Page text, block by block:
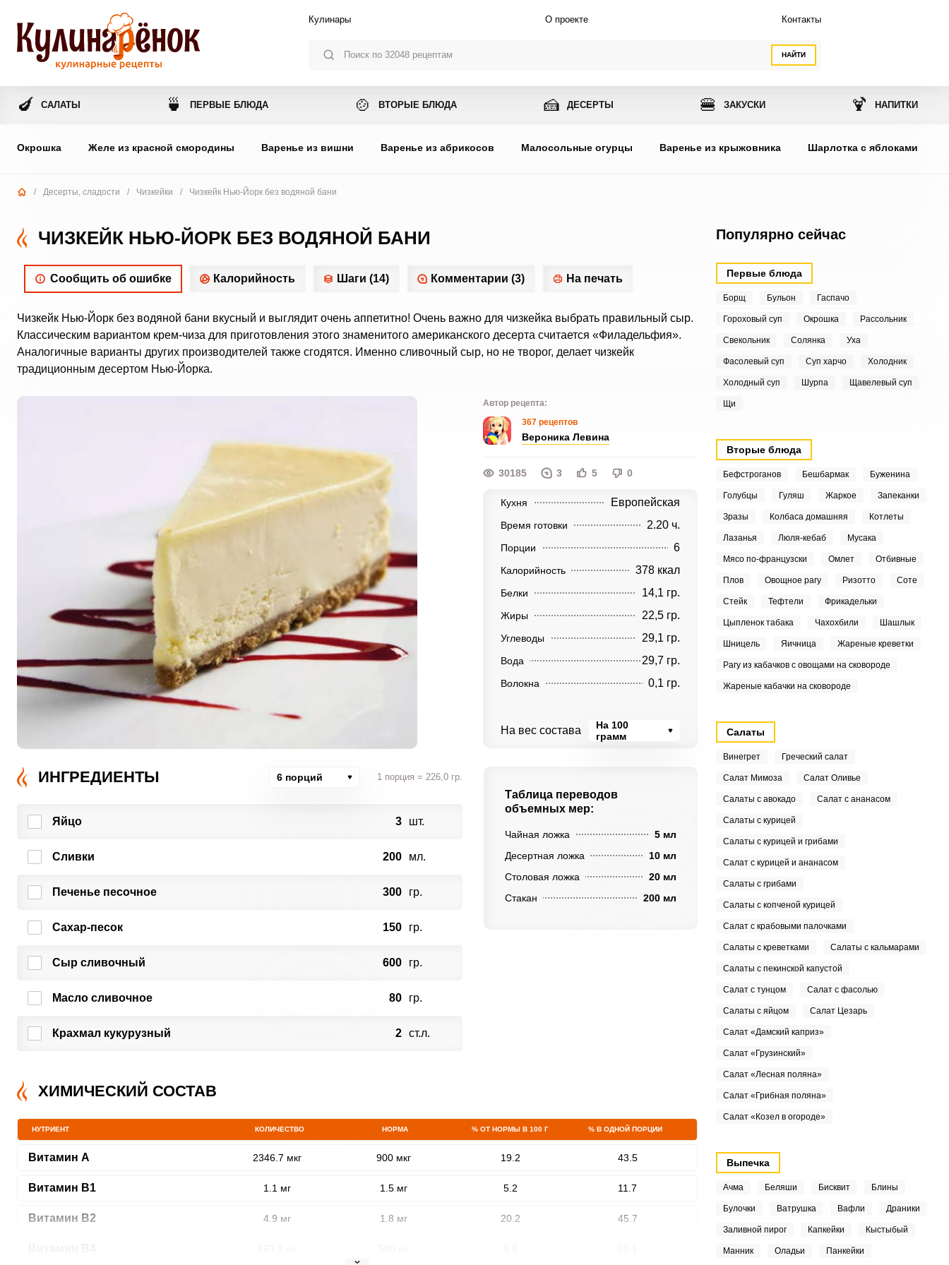
НАЙТИ
Кулинары О проекте Контакты
🍆 САЛАТЫ 🍵 ПЕРВЫЕ БЛЮДА 🍲 ВТОРЫЕ БЛЮДА 🍰 ДЕСЕРТЫ 🍔 ЗАКУСКИ 🍹 НАПИТКИ
Окрошка Желе из красной смородины Варенье из вишни Варенье из абрикосов Малосольные огурцы Варенье из крыжовника Шарлотка с яблоками
/ Десерты, сладости / Чизкейки / Чизкейк Нью-Йорк без водяной бани
ЧИЗКЕЙК НЬЮ-ЙОРК БЕЗ ВОДЯНОЙ БАНИ
Сообщить об ошибке Калорийность Шаги (14) Комментарии (3) На печать
Чизкейк Нью-Йорк без водяной бани вкусный и выглядит очень аппетитно! Очень важно для чизкейка выбрать правильный сыр.
Классическим вариантом крем-чиза для приготовления этого знаменитого американского десерта считается «Филадельфия».
Аналогичные варианты других производителей также сгодятся. Именно сливочный сыр, но не творог, делает чизкейк
традиционным десертом Нью-Йорка.
Автор рецепта:
367 рецептов
Вероника Левина
30185 3 5 0
Кухня Европейская
Время готовки 2.20 ч.
Порции 6
Калорийность 378 ккал
Белки 14,1 гр.
Жиры 22,5 гр.
Углеводы 29,1 гр.
Вода 29,7 гр.
Волокна 0,1 гр.
На вес состава
На 100
грамм
ИНГРЕДИЕНТЫ 6 порций 1 порция = 226,0 гр.
Яйцо 3 шт.
Сливки 200 мл.
Печенье песочное 300 гр.
Сахар-песок 150 гр.
Сыр сливочный 600 гр.
Масло сливочное 80 гр.
Крахмал кукурузный 2 ст.л.
Таблица переводов
объемных мер:
Чайная ложка
5 мл
Десертная ложка
10 мл
Столовая ложка
20 мл
Стакан
200 мл
ХИМИЧЕСКИЙ СОСТАВ
НУТРИЕНТ КОЛИЧЕСТВО НОРМА % ОТ НОРМЫ В 100 Г % В ОДНОЙ ПОРЦИИ
Витамин A 2346.7 мкг 900 мкг 19.2 43.5
Витамин В1 1.1 мг 1.5 мг 5.2 11.7
Витамин В2 4.9 мг 1.8 мг 20.2 45.7
Популярно сейчас
Первые блюда
Борщ Бульон Гаспачо
Гороховый суп Окрошка Рассольник
Свекольник Солянка Уха
Фасолевый суп Суп харчо Холодник
Холодный суп Шурпа Щавелевый суп
Щи
Вторые блюда
Бефстроганов Бешбармак Буженина
Голубцы Гуляш Жаркое Запеканки
Зразы Колбаса домашняя Котлеты
Лазанья Люля-кебаб Мусака
Мясо по-французски Омлет Отбивные
Плов Овощное рагу Ризотто Соте
Стейк Тефтели Фрикадельки
Цыпленок табака Чахохбили Шашлык
Шницель Яичница Жареные креветки
Рагу из кабачков с овощами на сковороде
Жареные кабачки на сковороде
Салаты
Винегрет Греческий салат
Салат Мимоза Салат Оливье
Салаты с авокадо Салат с ананасом
Салаты с курицей
Салаты с курицей и грибами
Салат с курицей и ананасом
Салаты с грибами
Салаты с копченой курицей
Салат с крабовыми палочками
Салаты с креветками Салаты с кальмарами
Салаты с пекинской капустой
Салат с тунцом Салат с фасолью
Салаты с яйцом Салат Цезарь
Салат «Дамский каприз»
Салат «Грузинский»
Салат «Лесная поляна»
Салат «Грибная поляна»
Салат «Козел в огороде»
Выпечка
Ачма Беляши Бисквит Блины
Булочки Ватрушка Вафли Драники
Заливной пирог Капкейки Кыстыбый
Манник Оладьи Панкейки